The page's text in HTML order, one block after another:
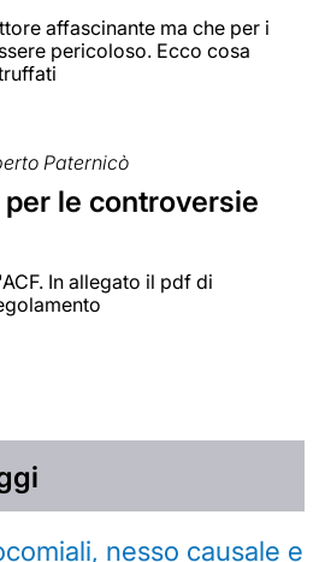
affascinante ma che per i
pericoloso. Ecco cosa
Paternicò
le controversie
In allegato il pdf di
nesso causale e